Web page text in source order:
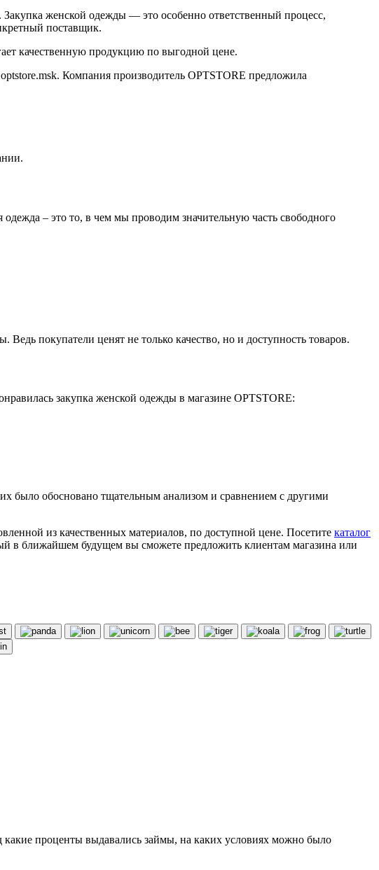
женской одежды — это особенно ответственный процесс,
поставщик.
качественную продукцию по выгодной цене.
Компания производитель OPTSTORE предложила
– это то, в чем мы проводим значительную часть свободного
покупатели ценят не только качество, но и доступность товаров.
закупка женской одежды в магазине OPTSTORE:
было обосновано тщательным анализом и сравнением с другими
из качественных материалов, по доступной цене. Посетите каталог
в ближайшем будущем вы сможете предложить клиентам магазина или
какие проценты выдавались займы, на каких условиях можно было